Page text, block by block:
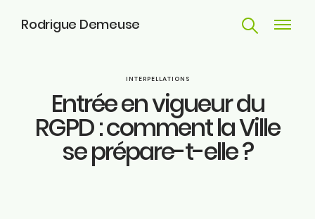
Rodrigue Demeuse
Parcours
Engagements
Actualités
INTERPELLATIONS
Entrée en vigueur du
RGPD : comment la Ville
se prépare-t-elle ?